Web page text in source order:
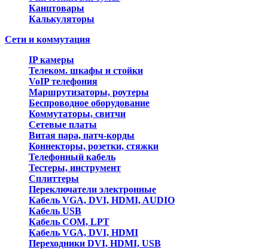
Канцтовары
Калькуляторы
Сети и коммутация
IP камеры
Телеком. шкафы и стойки
VoIP телефония
Маршрутизаторы, роутеры
Беспроводное оборудование
Коммутаторы, свитчи
Сетевые платы
Витая пара, патч-корды
Коннекторы, розетки, стяжки
Телефонный кабель
Тестеры, инструмент
Сплиттеры
Переключатели электронные
Кабель VGA, DVI, HDMI, AUDIO
Кабель USB
Кабель COM, LPT
Кабель VGA, DVI, HDMI
Переходники DVI, HDMI, USB